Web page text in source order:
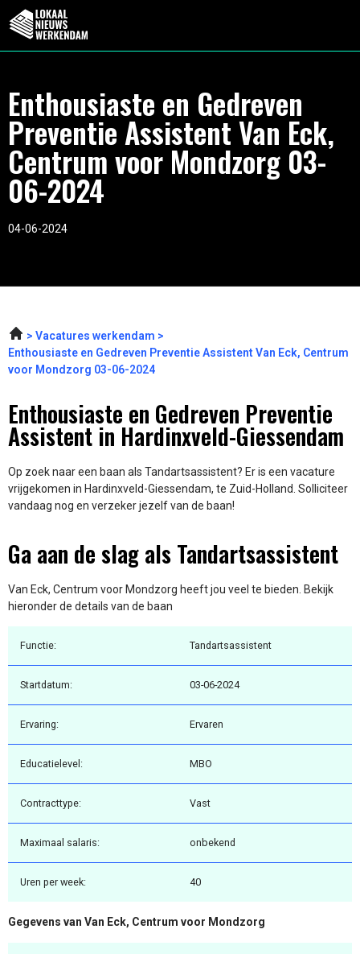
Enthousiaste en Gedreven
Preventie Assistent Van Eck,
Centrum voor Mondzorg 03-
06-2024
04-06-2024
Vacatures werkendam
Enthousiaste en Gedreven Preventie Assistent Van Eck, Centrum
voor Mondzorg 03-06-2024
Enthousiaste en Gedreven Preventie
Assistent in Hardinxveld-Giessendam
Op zoek naar een baan als Tandartsassistent? Er is een vacature
vrijgekomen in Hardinxveld-Giessendam, te Zuid-Holland. Solliciteer
vandaag nog en verzeker jezelf van de baan!
Ga aan de slag als Tandartsassistent
Van Eck, Centrum voor Mondzorg heeft jou veel te bieden. Bekijk
hieronder de details van de baan
Functie: Tandartsassistent
Startdatum: 03-06-2024
Ervaring: Ervaren
Educatielevel: MBO
Contracttype: Vast
Maximaal salaris: onbekend
Uren per week: 40
Gegevens van Van Eck, Centrum voor Mondzorg